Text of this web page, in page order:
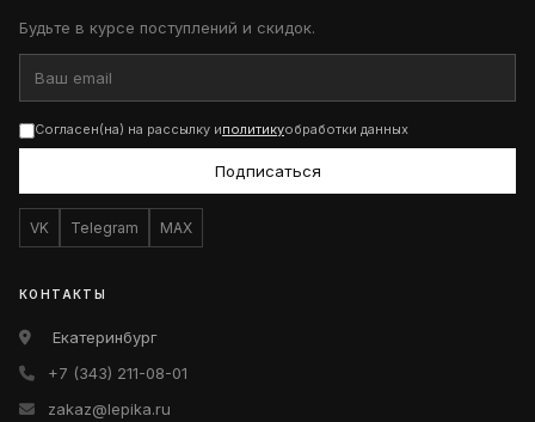
Будьте в курсе поступлений и скидок.
Согласен(на) на рассылку иполитикуобработки данных
Подписаться
VK Telegram MAX
КОНТАКТЫ
Екатеринбург
+7 (343) 211-08-01
zakaz@lepika.ru